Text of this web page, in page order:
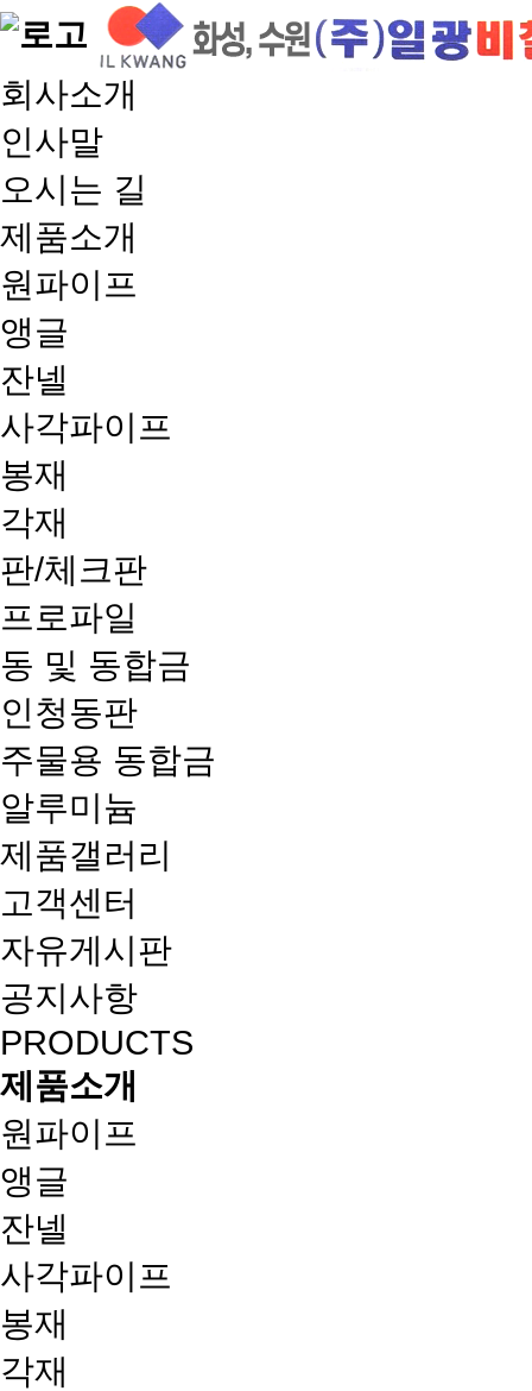
회사소개
인사말
오시는 길
제품소개
원파이프
앵글
잔넬
사각파이프
봉재
각재
판/체크판
프로파일
동 및 동합금
인청동판
주물용 동합금
알루미늄
제품갤러리
고객센터
자유게시판
공지사항
PRODUCTS
제품소개
원파이프
앵글
잔넬
사각파이프
봉재
각재